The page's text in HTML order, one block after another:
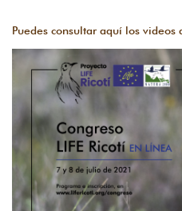
Puedes consultar aquí los videos